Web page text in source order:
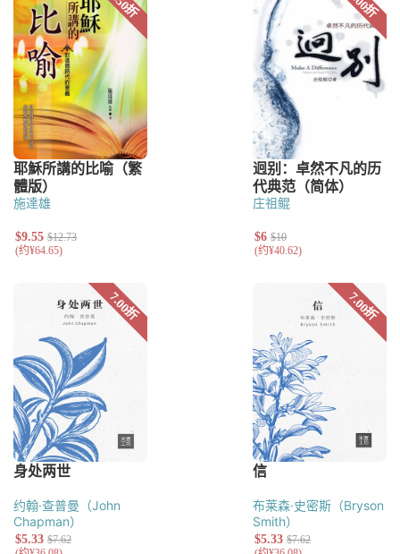
施達雄 庄祖鲲
约翰·查普曼（John
Chapman）
布莱森·史密斯（Bryson
Smith）